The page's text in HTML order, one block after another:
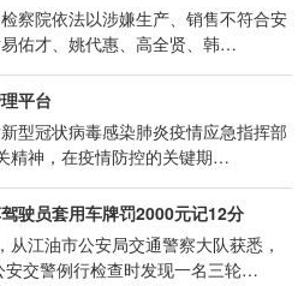
察院依法以涉嫌生产、销售不符合安
佑才、姚代惠、高全贤、韩…
平台
型冠状病毒感染肺炎疫情应急指挥部
精神，在疫情防控的关键期…
驶员套用车牌罚2000元记12分
江油市公安局交通警察大队获悉，
安交警例行检查时发现一名三轮…